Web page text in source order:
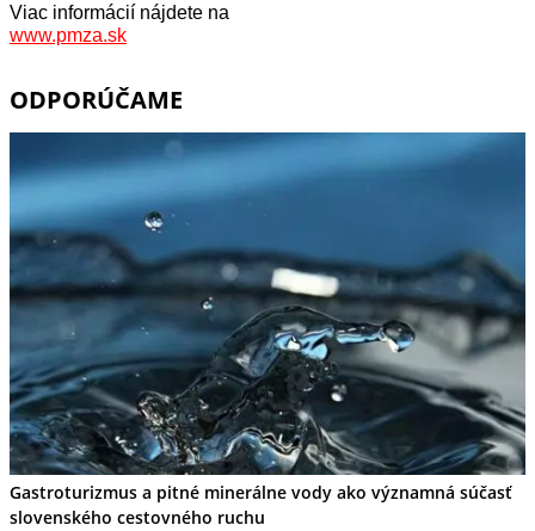
Viac informácií nájdete na
www.pmza.sk
ODPORÚČAME
Gastroturizmus a pitné minerálne vody ako významná súčasť
slovenského cestovného ruchu